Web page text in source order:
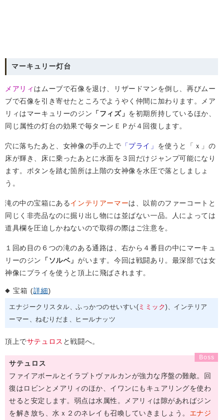
マーキュリー灯台
メアリィ はムーブで石像を退け、リザードマンを倒し、再びムー
ブで石像を引き寄せたところでようやく仲間に加わります。メア
リィはマーキュリーのジン 「フィズ」 を初期所持しているほか、
同じ属性の灯台の効果で毎ターンＥＰが４回復します。
穴に落ちたあと、女神像の手の上で 「プライ」 を使うと「ｘ」の
床が輝き、床に乗ったあとに水面を３回だけジャンプ可能になり
ます。ボタンを踏む箇所は上階の女神像を水圧で落としましょ
う。
滝の中の宝箱にあるインテリアーマーは、以前のファーコートと
同じく非売品なのに掘り出し物には並ばない一品。人によっては
道具欄を圧迫しかねないので取得の際はご注意を。
１回め目の６つの滝のある通路は、右から４番目の中にマーキュ
リーのジン
「ソルベ」 がいます。今回は戦闘あり。最深部では女
神像にプライを使うと頂上に飛ばされます。
宝箱 (詳細)
エナジークリスタル ふっかつのせいすい( ミミック)
インテリア
ーマー
ねむりだま ヒールナッツ
頂上でサテュロス と戦闘へ。
サテュロス
ファイアボールとイラプトヴァルカンが強力な序盤の難敵。回
復はロビンとメアリィのほか、イワンにもキュアリングを使わ
せると安定します。弱点は水属性。メアリィは隙があればジン
を解き放ち、水ｘ２のネレイも召喚していきましょう。 エナジ